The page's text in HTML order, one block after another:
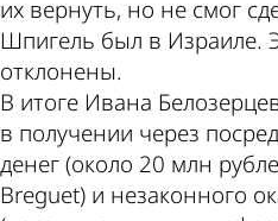
их вернуть, но не смог
Шпигель был в Израиле.
отклонены.
В итоге Ивана
в получении через
денег (около 20 млн
Breguet) и незаконного